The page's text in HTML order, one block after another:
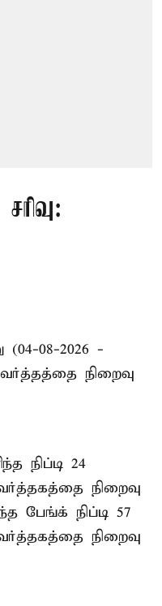
08-2026 -
நிறைவு
நிப்டி 24
நிறைவு
பேங்க் நிப்டி 57
நிறைவு